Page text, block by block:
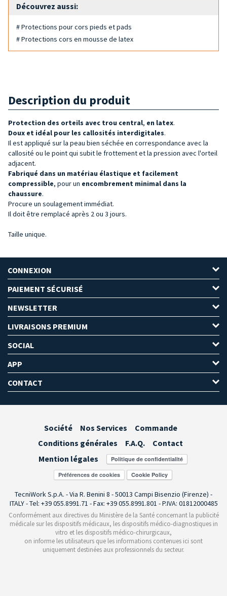
Découvrez aussi:
# Protections pour cors pieds et pads
# Protections cors en mousse de latex
Description du produit
Protection des orteils avec trou central, en latex.
Doux et idéal pour les callosités interdigitales.
Il est appliqué sur la peau bien séchée en correspondance avec la
callosité ou le point qui subit le frottement et la pression avec l'orteil
adjacent.
Fabriqué dans un matériau élastique et facilement
compressible, pour un encombrement minimal dans la
chaussure.
Procure un soulagement immédiat.
Il doit être remplacé après 2 ou 3 jours.
Taille unique.
CONNEXION
PAIEMENT SÉCURISÉ
NEWSLETTER
LIVRAISONS PREMIUM
SOCIAL
APP
CONTACT
Société Nos Services
Commande
Conditions générales
F.A.Q.
Contact
Mention légales
Préférences de cookies
TecniWork S.p.A. - Via R. Benini 8 - 50013 Campi Bisenzio (Firenze) -
ITALY - Tel: +39 055.8991.71 - Fax: +39 055.8991.801 - P.IVA: 01812000485
Conformément aux directives du Ministère de la Santé concernant la publicité
médicale sur les dispositifs médicaux, les dispositifs médico-diagnostiques in
vitro et les dispositifs médico-chirurgicaux,
on informe les utilisateurs que les informations contenues ici sont
uniquement destinées aux professionnels du secteur.